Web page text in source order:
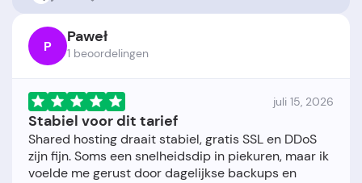
P Paweł
1 beoordelingen
juli 15, 2026
Stabiel voor dit tarief
Shared hosting draait stabiel, gratis SSL en DDoS
zijn fijn. Soms een snelheidsdip in piekuren, maar ik
voelde me gerust door dagelijkse backups en